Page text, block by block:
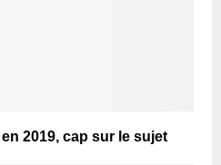
2019, cap sur le sujet